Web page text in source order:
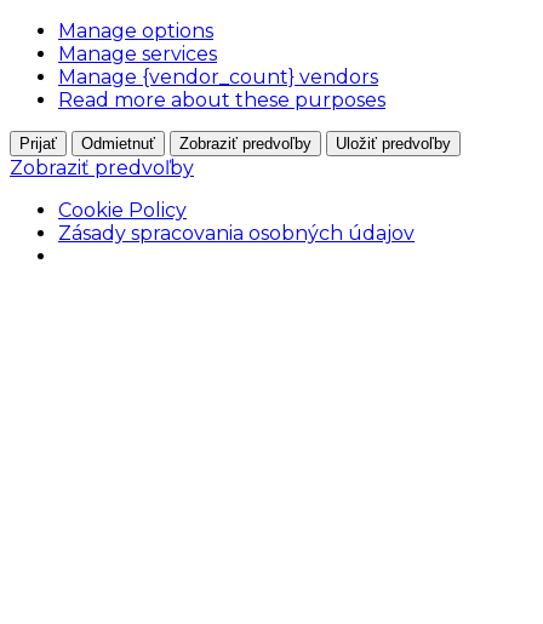
Manage options
Manage services
Manage {vendor_count} vendors
Read more about these purposes
Prijať Odmietnuť Zobraziť predvoľby Uložiť predvoľby
Zobraziť predvoľby
Cookie Policy
Zásady spracovania osobných údajov